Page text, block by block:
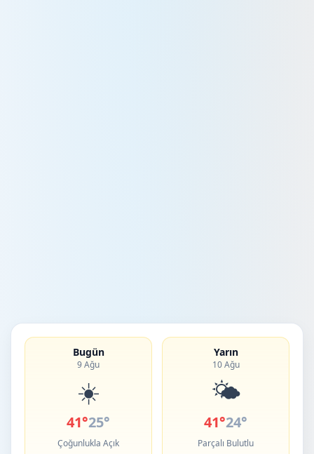
Bugün
9 Ağu
☀️
41°25°
Çoğunlukla Açık
Yarın
10 Ağu
🌤️
41°24°
Parçalı Bulutlu